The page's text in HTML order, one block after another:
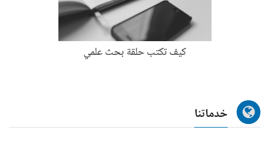
كيف تكتب حلقة بحث علمي
خدماتنا